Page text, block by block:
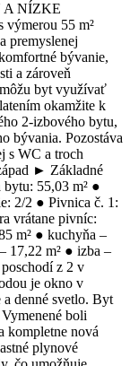
A NÍZKE
55 m²
premyslenej
bývanie,
a zároveň
byt využívať
okamžite k
2-izbového bytu,
bývania. Pozostáva
s WC a troch
► Základné
55,03 m² ●
2/2 ● Pivnica č. 1:
vrátane pivníc:
m² ● kuchyňa –
17,22 m² ● izba –
z 2 v
je okno v
denné svetlo. Byt
boli
kompletne nová
plynové